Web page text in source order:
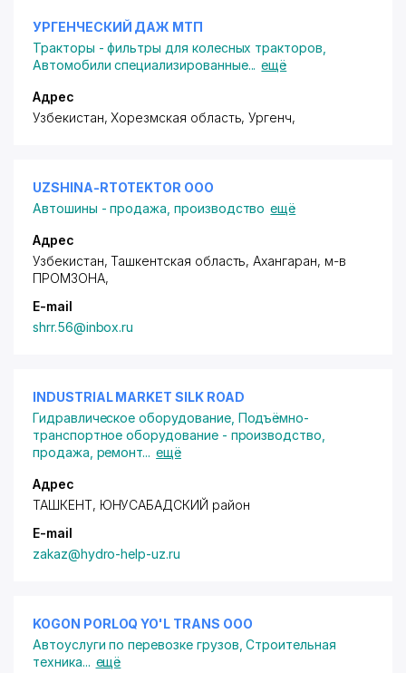
УРГЕНЧЕСКИЙ ДАЖ МТП
Тракторы - фильтры для колесных тракторов
Автомобили специализированные... ещё
Адрес
Узбекистан, Хорезмская область, Ургенч,
UZSHINA-RTOTEKTOR ООО
Автошины - продажа, производство ещё
Адрес
Узбекистан, Ташкентская область, Ахангаран, м-в
ПРОМЗОНА,
E-mail
shrr.56@inbox.ru
INDUSTRIAL MARKET SILK ROAD
Гидравлическое оборудование, Подъёмно-
транспортное оборудование - производство,
продажа, ремонт... ещё
Адрес
ТАШКЕНТ, ЮНУСАБАДСКИЙ район
E-mail
zakaz@hydro-help-uz.ru
KOGON PORLOQ YO'L TRANS ООО
Автоуслуги по перевозке грузов ,Строительная
техника... ещё